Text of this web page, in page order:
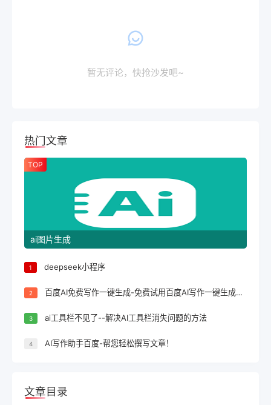
暂无评论，快抢沙发吧~
热门文章
TOP
ai图片生成
1 deepseek小程序
2 百度AI免费写作一键生成-免费试用百度AI写作一键生成，轻松完成文案创作！
3 ai工具栏不见了--解决AI工具栏消失问题的方法
4 AI写作助手百度-帮您轻松撰写文章！
文章目录